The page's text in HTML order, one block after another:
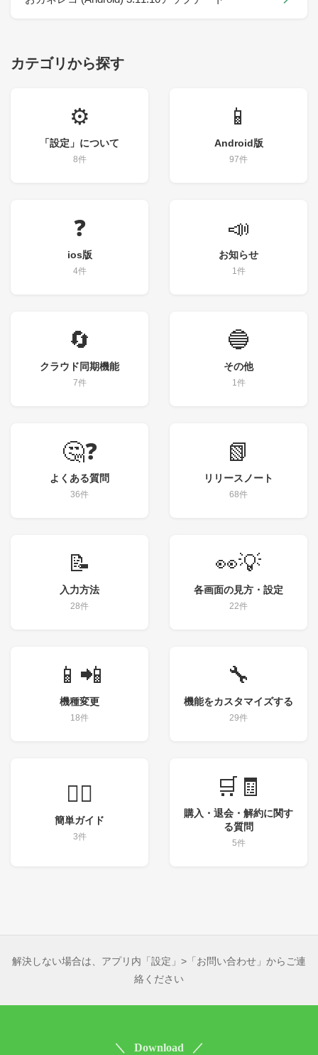
カテゴリから探す
⚙️
「設定」について
8件
📱
Android版
97件
❓
ios版
4件
📣
お知らせ
1件
🔄
クラウド同期機能
7件
🔵
その他
1件
🤔❓
よくある質問
36件
📗
リリースノート
68件
📝
入力方法
28件
👀💡
各画面の見方・設定
22件
📱📲
機種変更
18件
🔧
機能をカスタマイズする
29件
💁‍♀️
簡単ガイド
3件
🛒🧾
購入・退会・解約に関す
る質問
5件
解決しない場合は、アプリ内「設定」>「お問い合わせ」からご連
絡ください
＼ Download ／